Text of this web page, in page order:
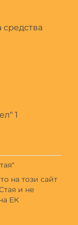
средства
1
на този сайт
и не
ЕК